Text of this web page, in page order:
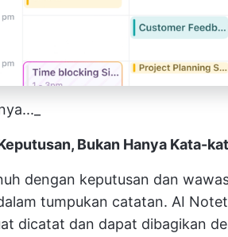
Bukan Hanya Kata-
dengan keputusan dan
tumpukan catatan. AI
dicatat dan dapat dibagikan